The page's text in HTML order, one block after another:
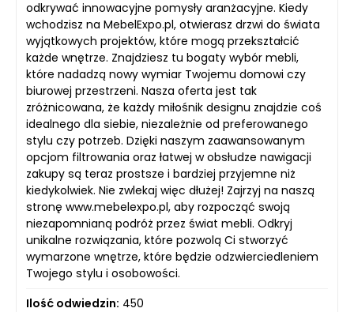
odkrywać innowacyjne pomysły aranżacyjne. Kiedy
wchodzisz na MebelExpo.pl, otwierasz drzwi do świata
wyjątkowych projektów, które mogą przekształcić
każde wnętrze. Znajdziesz tu bogaty wybór mebli,
które nadadzą nowy wymiar Twojemu domowi czy
biurowej przestrzeni. Nasza oferta jest tak
zróżnicowana, że każdy miłośnik designu znajdzie coś
idealnego dla siebie, niezależnie od preferowanego
stylu czy potrzeb. Dzięki naszym zaawansowanym
opcjom filtrowania oraz łatwej w obsłudze nawigacji
zakupy są teraz prostsze i bardziej przyjemne niż
kiedykolwiek. Nie zwlekaj więc dłużej! Zajrzyj na naszą
stronę www.mebelexpo.pl, aby rozpocząć swoją
niezapomnianą podróż przez świat mebli. Odkryj
unikalne rozwiązania, które pozwolą Ci stworzyć
wymarzone wnętrze, które będzie odzwierciedleniem
Twojego stylu i osobowości.
Ilość odwiedzin: 450